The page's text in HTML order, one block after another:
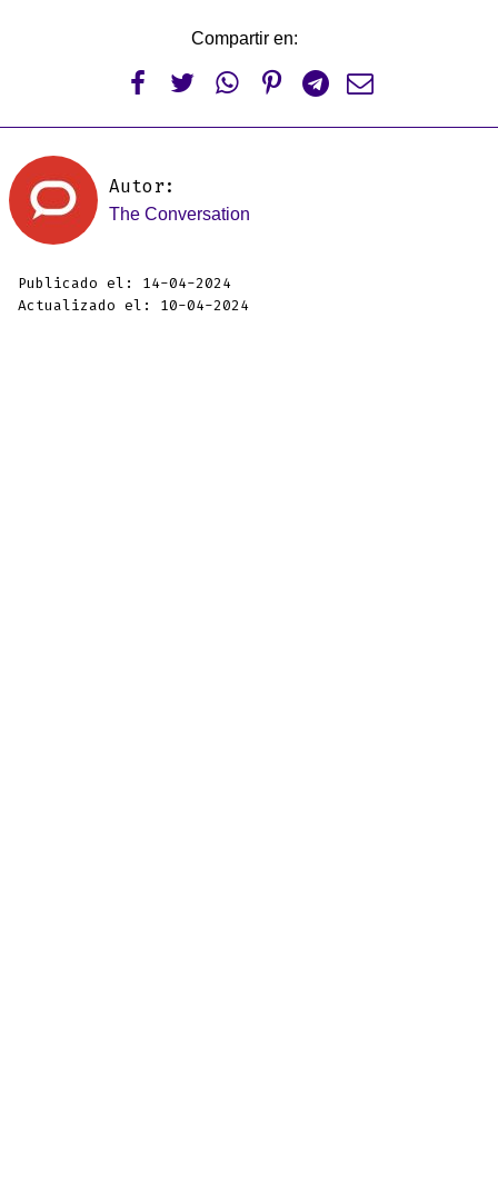
Compartir en:
     
Autor:
The Conversation
Publicado el: 14-04-2024
Actualizado el: 10-04-2024